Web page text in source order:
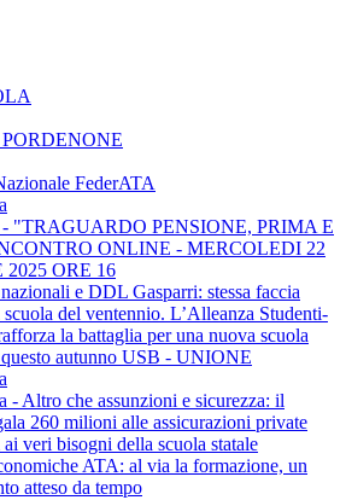
FederATA
"TRAGUARDO PENSIONE, PRIMA E
ONLINE - MERCOLEDI 22
2025 ORE 16
e DDL Gasparri: stessa faccia
del ventennio. L’Alleanza Studenti-
la battaglia per una nuova scuola
autunno USB - UNIONE
- Altro che assunzioni e sicurezza: il
260 milioni alle assicurazioni private
veri bisogni della scuola statale
ATA: al via la formazione, un
atteso da tempo